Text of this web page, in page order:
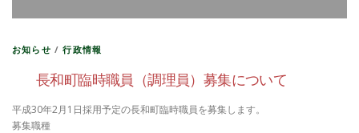
お知らせ /行政情報
長和町臨時職員（調理員）募集について
平成30年2月1日採用予定の長和町臨時職員を募集します。
募集職種